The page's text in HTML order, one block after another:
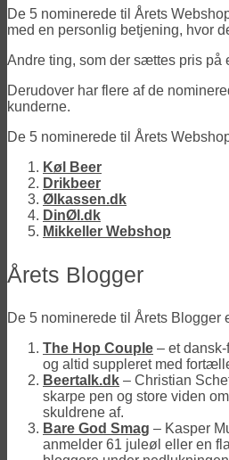
De 5 nominerede til Årets
med en personlig betjening, hvor
Andre ting, som der sættes pris på
Derudover har flere af de
kunderne.
De 5 nominerede til Årets
Køl Beer
Drikbeer
Ølkassen.dk
DinØl.dk
Mikkeller Webshop
Årets Blogger
De 5 nominerede til Årets Blogger
The Hop Couple – et
og altid suppleret med
Beertalk.dk – Christian
skarpe pen og store viden
skuldrene af.
Bare God Smag – Kasper
anmelder 61 juleøl eller en